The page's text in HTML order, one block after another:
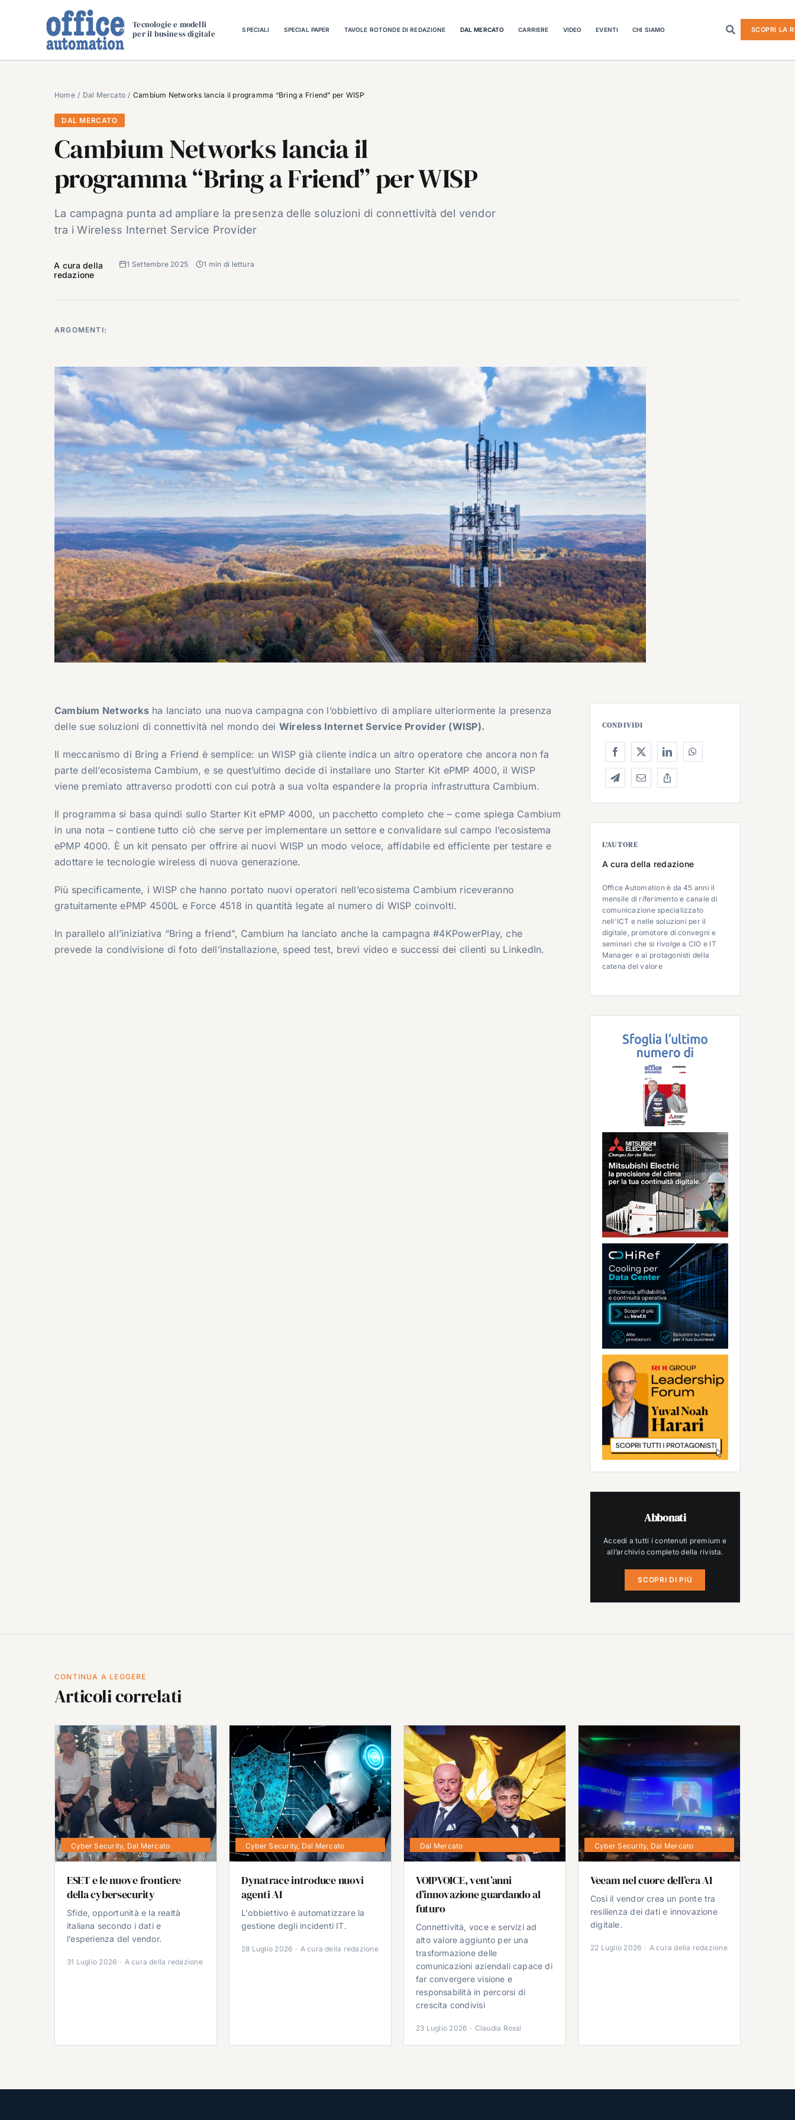
Tecnologie e modelli
per il business digitale
SPECIALI SPECIAL PAPER TAVOLE ROTONDE DI REDAZIONE DAL MERCATO CARRIERE VIDEO EVENTI CHI SIAMO SCOPRI LA
Home Dal Mercato Cambium Networks lancia il programma “Bring a Friend” per WISP
DAL MERCATO
Cambium Networks lancia il
programma “Bring a Friend” per WISP
La campagna punta ad ampliare la presenza delle soluzioni di connettività del vendor
tra i Wireless Internet Service Provider
A cura della
redazione
1 Settembre 2025 1 min di lettura
ARGOMENTI:
Cambium Networksha lanciato una nuova campagna con l’obbiettivo di ampliare ulteriormente la presenza
delle sue soluzioni di connettività nel mondo dei Wireless Internet Service Provider (WISP).
Il meccanismo di Bring a Friend è semplice: un WISP già cliente indica un altro operatore che ancora non fa
parte dell’ecosistema Cambium, e se quest’ultimo decide di installare uno Starter Kit ePMP 4000, il WISP
viene premiato attraverso prodotti con cui potrà a sua volta espandere la propria infrastruttura Cambium.
Il programma si basa quindi sullo Starter Kit ePMP 4000, un pacchetto completo che – come spiega Cambium
in una nota – contiene tutto ciò che serve per implementare un settore e convalidare sul campo l’ecosistema
ePMP 4000. È un kit pensato per offrire ai nuovi WISP un modo veloce, affidabile ed efficiente per testare e
adottare le tecnologie wireless di nuova generazione.
Più specificamente, i WISP che hanno portato nuovi operatori nell’ecosistema Cambium riceveranno
gratuitamente ePMP 4500L e Force 4518 in quantità legate al numero di WISP coinvolti.
In parallelo all’iniziativa “Bring a friend”, Cambium ha lanciato anche la campagna #4KPowerPlay, che
prevede la condivisione di foto dell’installazione, speed test, brevi video e successi dei clienti su LinkedIn.
CONDIVIDI
L’AUTORE
A cura della redazione
Office Automation è da 45 anni il
mensile di riferimento e canale di
comunicazione specializzato
nell'ICT e nelle soluzioni per il
digitale, promotore di convegni e
seminari che si rivolge a CIO e IT
Manager e ai protagonisti della
catena del valore
Abbonati
Accedi a tutti i contenuti premium e
all’archivio completo della rivista.
SCOPRI DI PIÙ
CONTINUA A LEGGERE
Articoli correlati
Cyber Security, Dal Mercato
ESET e le nuove frontiere
della cybersecurity
Sfide, opportunità e la realtà
italiana secondo i dati e
l’esperienza del vendor.
31 Luglio 2026 · A cura della redazione
Cyber Security, Dal Mercato
Dynatrace introduce nuovi
agenti AI
L'obbiettivo è automatizzare la
gestione degli incidenti IT.
28 Luglio 2026 · A cura della redazione
Dal Mercato
VOIPVOICE, vent’anni
d’innovazione guardando al
futuro
Connettività, voce e servizi ad
alto valore aggiunto per una
trasformazione delle
comunicazioni aziendali capace di
far convergere visione e
responsabilità in percorsi di
crescita condivisi
23 Luglio 2026 · Claudia Rossi
Cyber Security, Dal Mercato
Veeam nel cuore dell’era AI
Così il vendor crea un ponte tra
resilienza dei dati e innovazione
digitale.
22 Luglio 2026 · A cura della redazione